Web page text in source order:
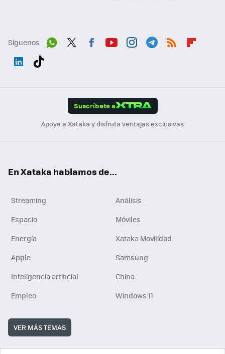
Síguenos
Suscríbete a
Apoya a Xataka y disfruta ventajas exclusivas
En Xataka hablamos de...
Streaming
Análisis
Espacio
Móviles
Energía
Xataka Movilidad
Apple
Samsung
Inteligencia artificial
China
Empleo
Windows 11
VER MÁS TEMAS